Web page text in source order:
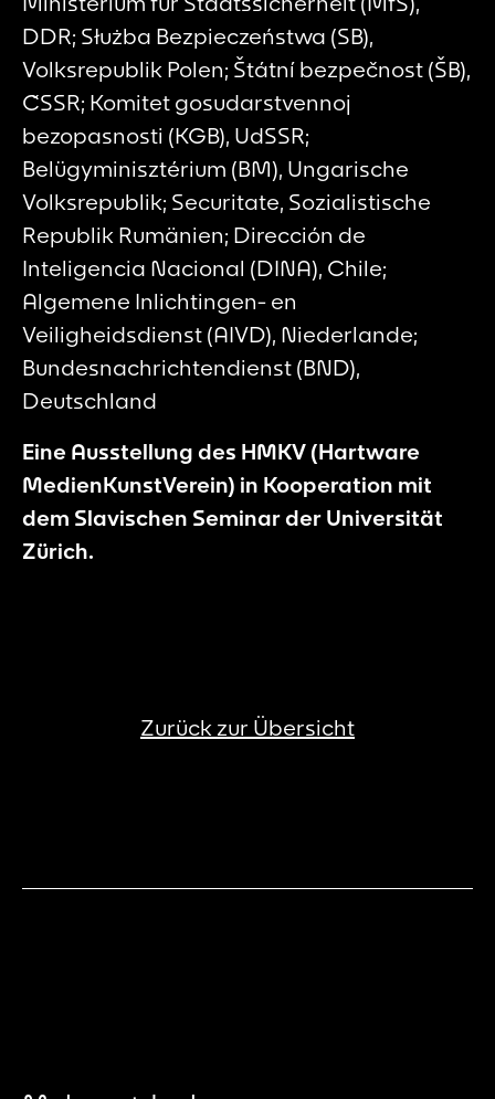
DDR; Służba Bezpieczeństwa (SB),
Volksrepublik Polen; Štátní bezpečnost (ŠB),
ČSSR; Komitet gosudarstvennoj
bezopasnosti (KGB), UdSSR;
Belügyminisztérium (BM), Ungarische
Volksrepublik; Securitate, Sozialistische
Republik Rumänien; Dirección de
Inteligencia Nacional (DINA), Chile;
Algemene Inlichtingen- en
Veiligheidsdienst (AIVD), Niederlande;
Bundesnachrichtendienst (BND),
Deutschland
Eine Ausstellung des HMKV (Hartware
MedienKunstVerein) in Kooperation mit
dem Slavischen Seminar der Universität
Zürich.
Zurück zur Übersicht